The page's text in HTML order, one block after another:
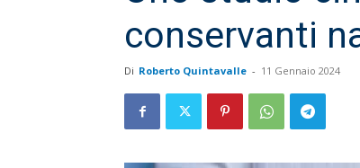
conservanti
Di Roberto Quintavalle - 11 Gennaio 2024